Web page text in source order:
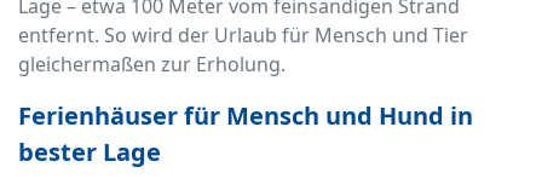
Lage – etwa 100 Meter vom feinsandigen Strand
entfernt. So wird der Urlaub für Mensch und Tier
gleichermaßen zur Erholung.
Ferienhäuser für Mensch und Hund in
bester Lage